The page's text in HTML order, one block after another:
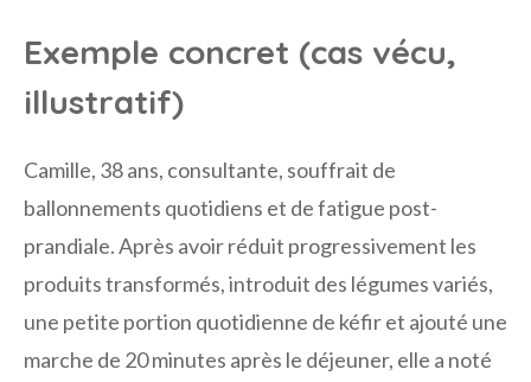
Exemple concret (cas vécu,
illustratif)
Camille, 38 ans, consultante, souffrait de
ballonnements quotidiens et de fatigue post-
prandiale. Après avoir réduit progressivement les
produits transformés, introduit des légumes variés,
une petite portion quotidienne de kéfir et ajouté une
marche de 20 minutes après le déjeuner, elle a noté